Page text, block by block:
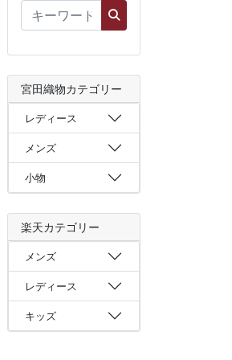
宮田織物カテゴリー
レディース
メンズ
小物
楽天カテゴリー
メンズ
レディース
キッズ